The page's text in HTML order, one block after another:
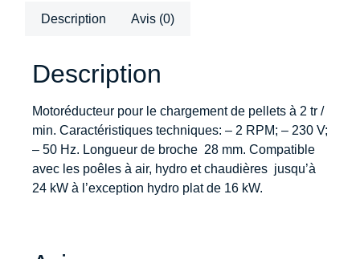
Description Avis (0)
Description
Motoréducteur pour le chargement de pellets à 2 tr /
min. Caractéristiques techniques: – 2 RPM; – 230 V;
– 50 Hz. Longueur de broche 28 mm. Compatible
avec les poêles à air, hydro et chaudières jusqu’à
24 kW à l’exception hydro plat de 16 kW.